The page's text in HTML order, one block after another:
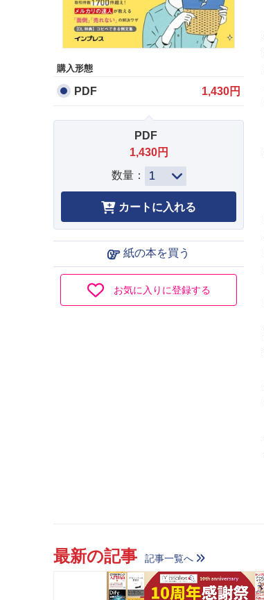
購入形態
PDF 1,430円
PDF
1,430円
数量：
紙の本を買う
お気に入りに登録する
最新の記事 記事一覧へ